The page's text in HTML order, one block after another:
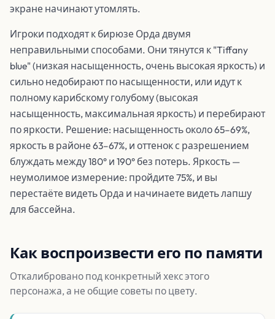
экране начинают утомлять.
Игроки подходят к бирюзе Орда двумя
неправильными способами. Они тянутся к "Tiffany
blue" (низкая насыщенность, очень высокая яркость) и
сильно недобирают по насыщенности, или идут к
полному карибскому голубому (высокая
насыщенность, максимальная яркость) и перебирают
по яркости. Решение: насыщенность около 65–69%,
яркость в районе 63–67%, и оттенок с разрешением
блуждать между 180° и 190° без потерь. Яркость —
неумолимое измерение: пройдите 75%, и вы
перестаёте видеть Орда и начинаете видеть лапшу
для бассейна.
Как воспроизвести его по памяти
Откалибровано под конкретный хекс этого
персонажа, а не общие советы по цвету.